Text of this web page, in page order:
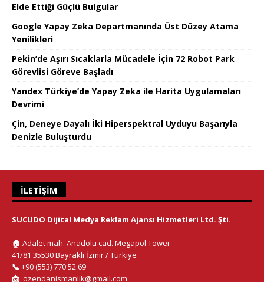
Elde Ettiği Güçlü Bulgular
Google Yapay Zeka Departmanında Üst Düzey Atama
Yenilikleri
Pekin’de Aşırı Sıcaklarla Mücadele İçin 72 Robot Park
Görevlisi Göreve Başladı
Yandex Türkiye’de Yapay Zeka ile Harita Uygulamaları
Devrimi
Çin, Deneye Dayalı İki Hiperspektral Uyduyu Başarıyla
Denizle Buluşturdu
İLETIŞIM
SUCUDO Dijital Medya Reklam Ajansı Hizmetleri Ltd. Şti.
🏠 Adalet mah. Anadolu cad. Megapol Tower
41/81 35530 Bayraklı İzmir / Türkiye
📞 +90 (553) 770 52 69
📩 ozendanismanlik@gmail.com